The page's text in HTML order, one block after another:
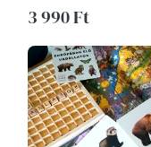
3 990 Ft